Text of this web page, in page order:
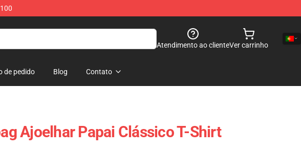
Atendimento ao clienteVer carrinho
de pedido Blog Contato
Ajoelhar Papai Clássico T-Shirt